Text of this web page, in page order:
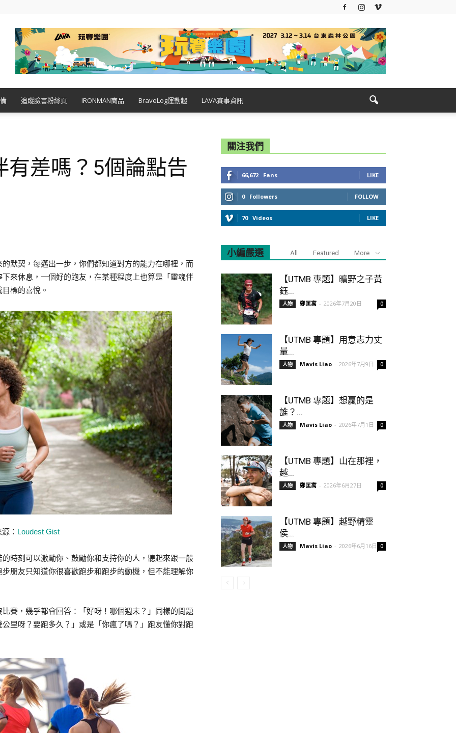
追蹤臉書粉絲頁 IRONMAN商品 BraveLog運動趣 LAVA賽事資訊
有差嗎？5個論點告
默契，每邁出一步，你們都知道對方的能力在哪裡，而
來休息，一個好的跑友，在某種程度上也算是「靈魂伴
標的喜悅。
： Loudest Gist
時刻可以激勵你、鼓勵你和支持你的人，聽起來跟一般
朋友只知道你很喜歡跑步和跑步的動機，但不能理解你
賽，幾乎都會回答：「好呀！哪個週末？」同樣的問題
里呀？要跑多久？」或是「你瘋了嗎？」跑友懂你對跑
關注我們
66,672 Fans LIKE
0 Followers FOLLOW
70 Videos LIKE
小編嚴選 All Featured More
【UTMB 專題】曠野之子黃
鈺...
人物 鄭匡寓 - 2026年7月20日 0
【UTMB 專題】用意志力丈
量...
人物 Mavis Liao - 2026年7月9日 0
【UTMB 專題】想贏的是
誰？...
人物 Mavis Liao - 2026年7月1日 0
【UTMB 專題】山在那裡，
越...
人物 鄭匡寓 - 2026年6月27日 0
【UTMB 專題】越野精靈
侯...
人物 Mavis Liao - 2026年6月16日 0